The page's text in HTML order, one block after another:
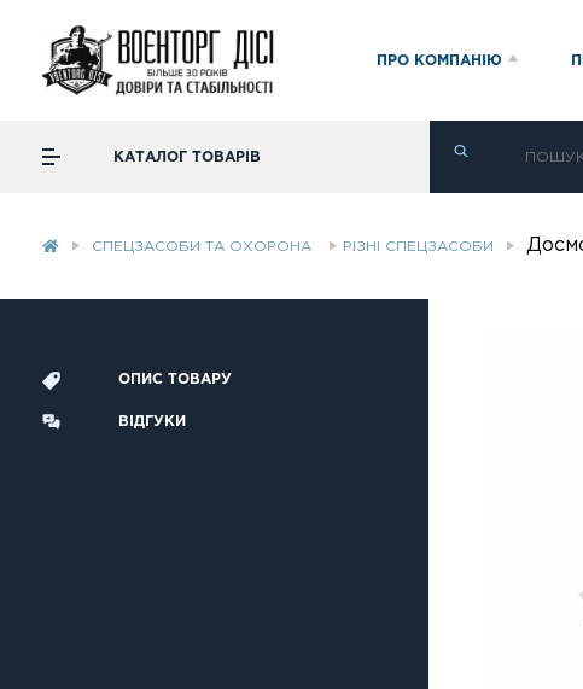
ПРО КОМПАНІЮ
КАТАЛОГ ТОВАРІВ
СПЕЦЗАСОБИ ТА ОХОРОНА РІЗНІ СПЕЦЗАСОБИ
ОПИС ТОВАРУ
ВІДГУКИ